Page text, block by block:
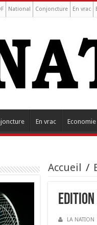
National Conjoncture En vrac
En vrac Economie
Accueil /
LA NATION